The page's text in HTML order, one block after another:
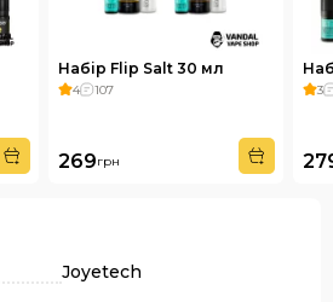
Набір Flip Salt 30 мл
4 107
269грн
3
Joyetech